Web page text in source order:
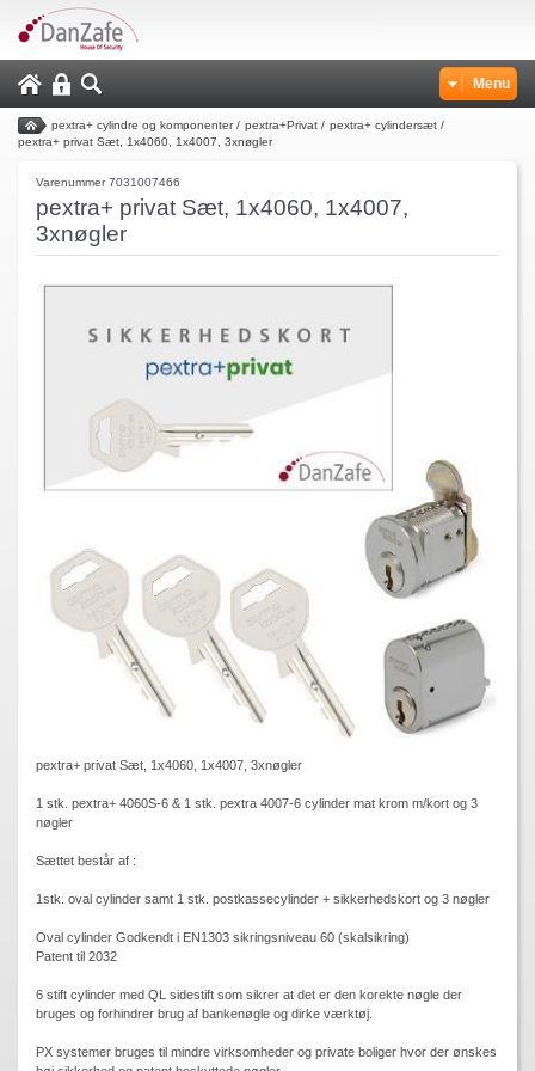
Menu
pextra+ cylindre og komponenter/ pextra+Privat / pextra+ cylindersæt /
pextra+ privat Sæt, 1x4060, 1x4007, 3xnøgler
Varenummer 7031007466
pextra+ privat Sæt, 1x4060, 1x4007,
3xnøgler
pextra+ privat Sæt, 1x4060, 1x4007, 3xnøgler
1 stk. pextra+ 4060S-6 & 1 stk. pextra 4007-6 cylinder mat krom m/kort og 3
nøgler
Sættet består af :
1stk. oval cylinder samt 1 stk. postkassecylinder + sikkerhedskort og 3 nøgler
Oval cylinder Godkendt i EN1303 sikringsniveau 60 (skalsikring)
Patent til 2032
6 stift cylinder med QL sidestift som sikrer at det er den korekte nøgle der
bruges og forhindrer brug af bankenøgle og dirke værktøj.
PX systemer bruges til mindre virksomheder og private boliger hvor der ønskes